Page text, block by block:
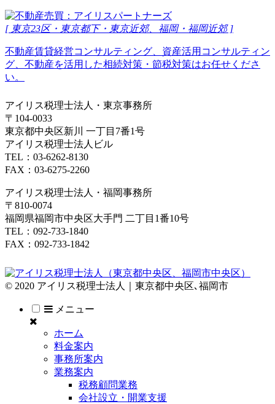
[ 東京23区・東京都下・東京近郊、福岡・福岡近郊 ]
不動産賃貸経営コンサルティング、資産活用コンサルティン
グ、不動産を活用した相続対策・節税対策はお任せくださ
い。
アイリス税理士法人・東京事務所
〒104-0033
東京都中央区新川 一丁目7番1号
アイリス税理士法人ビル
TEL：03-6262-8130
FAX：03-6275-2260
アイリス税理士法人・福岡事務所
〒810-0074
福岡県福岡市中央区大手門 二丁目1番10号
TEL：092-733-1840
FAX：092-733-1842
© 2020 アイリス税理士法人｜東京都中央区､福岡市
メニュー
ホーム
料金案内
事務所案内
業務案内
税務顧問業務
会社設立・開業支援